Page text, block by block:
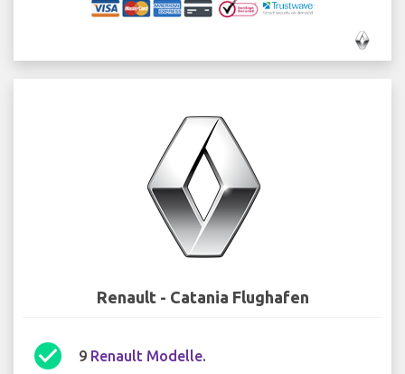
Renault - Catania Flughafen
check_circle 9 Renault Modelle.